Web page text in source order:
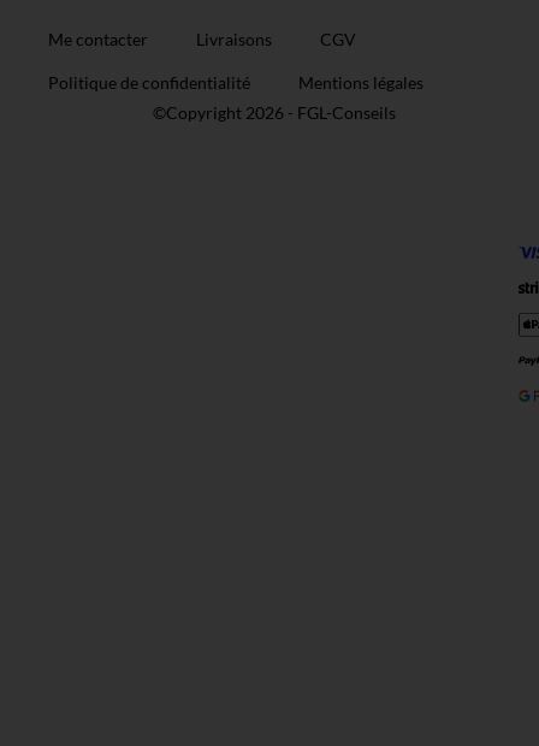
Me contacter Livraisons CGV
Politique de confidentialité
Mentions légales
©Copyright 2026 - FGL-Conseils